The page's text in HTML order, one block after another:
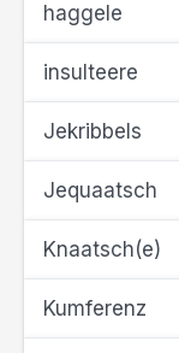
haggele
insulteere
Jekribbels
Jequaatsch
Knaatsch(e)
Kumferenz